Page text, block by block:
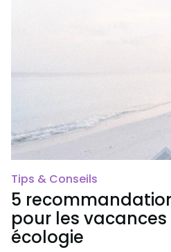
Tips & Conseils
5
pour les vacances
écologie